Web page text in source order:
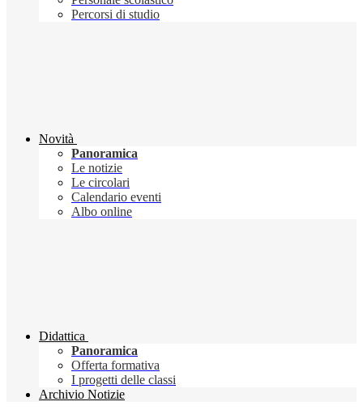
Percorsi di studio
Novità
Panoramica
Le notizie
Le circolari
Calendario eventi
Albo online
Didattica
Panoramica
Offerta formativa
I progetti delle classi
Archivio Notizie